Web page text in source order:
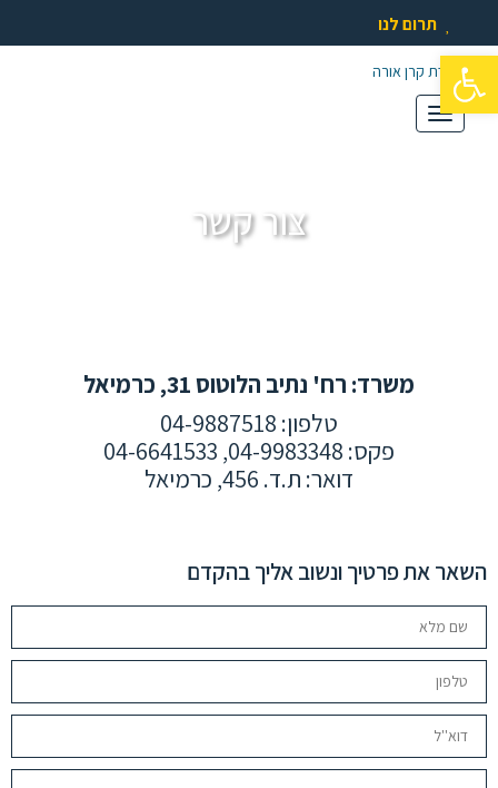
תרום לנו
תפריט
צור קשר
משרד: רח' נתיב הלוטוס 31, כרמיאל
טלפון: 04-9887518
פקס: 04-9983348, 04-6641533
דואר: ת.ד. 456, כרמיאל
השאר את פרטיך ונשוב אליך בהקדם
שם
מלא
טלפון
דוא''ל
ההודעה
פתח סרגל נגישות